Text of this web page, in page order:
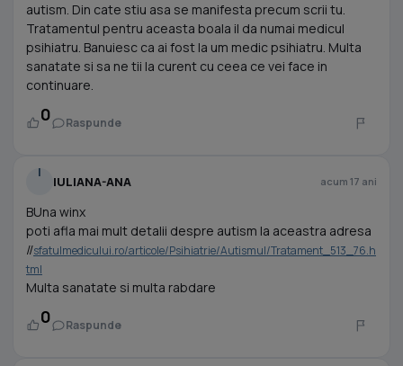
autism. Din cate stiu asa se manifesta precum scrii tu.
Tratamentul pentru aceasta boala il da numai medicul
psihiatru. Banuiesc ca ai fost la um medic psihiatru. Multa
sanatate si sa ne tii la curent cu ceea ce vei face in
continuare.
0 Raspunde
I
IULIANA-ANA acum 17 ani
BUna winx
poti afla mai mult detalii despre autism la aceastra adresa
//sfatulmedicului.ro/articole/Psihiatrie/Autismul/Tratament_513_76.h
tml
Multa sanatate si multa rabdare
0 Raspunde